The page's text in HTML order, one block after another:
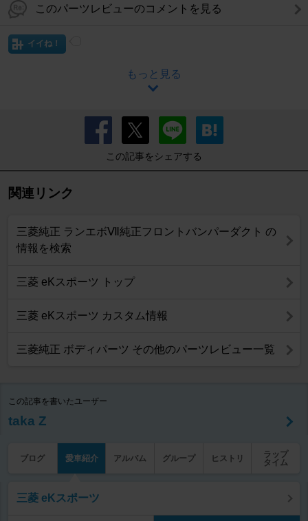
このパーツレビューのコメントを見る
イイね！
もっと見る
この記事をシェアする
関連リンク
三菱純正 ランエボⅦ純正フロントバンパーダクト の
情報を検索
三菱 eKスポーツ トップ
三菱 eKスポーツ カスタム情報
三菱純正 ボディパーツ その他のパーツレビュー一覧
この記事を書いたユーザー
taka Z
ブログ 愛車紹介 アルバム グループ ヒストリ
ラップ
タイム
三菱 eKスポーツ